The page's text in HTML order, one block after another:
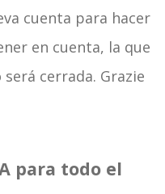
cuenta para hacer
en cuenta, la que
cerrada. Grazie
para todo el